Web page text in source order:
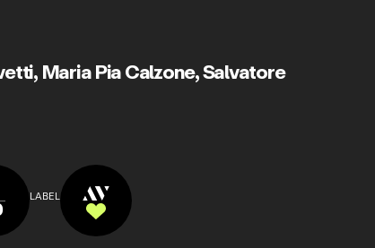
,Maria Pia Calzone,Salvatore
LABEL